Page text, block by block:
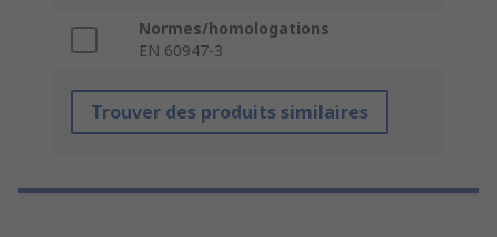
Normes/homologations
EN 60947-3
Trouver des produits similaires